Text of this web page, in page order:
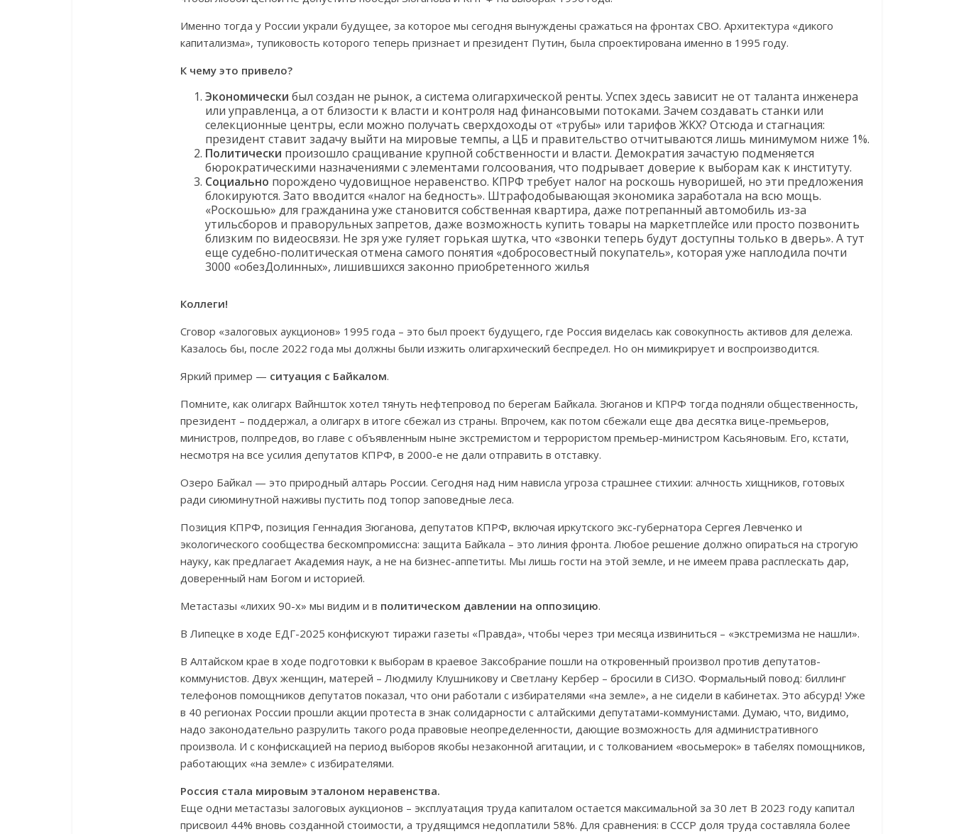
Именно тогда у России украли будущее, за которое мы сегодня вынуждены сражаться на фронтах СВО. Архитектура «дикого
капитализма», тупиковость которого теперь признает и президент Путин, была спроектирована именно в 1995 году.
К чему это привело?
Экономически был создан не рынок, а система олигархической ренты. Успех здесь зависит не от таланта инженера
или управленца, а от близости к власти и контроля над финансовыми потоками. Зачем создавать станки или
селекционные центры, если можно получать сверхдоходы от «трубы» или тарифов ЖКХ? Отсюда и стагнация:
президент ставит задачу выйти на мировые темпы, а ЦБ и правительство отчитываются лишь минимумом ниже 1%.
Политически произошло сращивание крупной собственности и власти. Демократия зачастую подменяется
бюрократическими назначениями с элементами голсоования, что подрывает доверие к выборам как к институту.
Социально порождено чудовищное неравенство. КПРФ требует налог на роскошь нуворишей, но эти предложения
блокируются. Зато вводится «налог на бедность». Штрафодобывающая экономика заработала на всю мощь.
«Роскошью» для гражданина уже становится собственная квартира, даже потрепанный автомобиль из-за
утильсборов и праворульных запретов, даже возможность купить товары на маркетплейсе или просто позвонить
близким по видеосвязи. Не зря уже гуляет горькая шутка, что «звонки теперь будут доступны только в дверь». А тут
еще судебно-политическая отмена самого понятия «добросовестный покупатель», которая уже наплодила почти
3000 «обезДолинных», лишившихся законно приобретенного жилья
Коллеги!
Сговор «залоговых аукционов» 1995 года – это был проект будущего, где Россия виделась как совокупность активов для дележа.
Казалось бы, после 2022 года мы должны были изжить олигархический беспредел. Но он мимикрирует и воспроизводится.
Яркий пример — ситуация с Байкалом.
Помните, как олигарх Вайншток хотел тянуть нефтепровод по берегам Байкала. Зюганов и КПРФ тогда подняли общественность,
президент – поддержал, а олигарх в итоге сбежал из страны. Впрочем, как потом сбежали еще два десятка вице-премьеров,
министров, полпредов, во главе с объявленным ныне экстремистом и террористом премьер-министром Касьяновым. Его, кстати,
несмотря на все усилия депутатов КПРФ, в 2000-е не дали отправить в отставку.
Озеро Байкал — это природный алтарь России. Сегодня над ним нависла угроза страшнее стихии: алчность хищников, готовых
ради сиюминутной наживы пустить под топор заповедные леса.
Позиция КПРФ, позиция Геннадия Зюганова, депутатов КПРФ, включая иркутского экс-губернатора Сергея Левченко и
экологического сообщества бескомпромиссна: защита Байкала – это линия фронта. Любое решение должно опираться на строгую
науку, как предлагает Академия наук, а не на бизнес-аппетиты. Мы лишь гости на этой земле, и не имеем права расплескать дар,
доверенный нам Богом и историей.
Метастазы «лихих 90-х» мы видим и в политическом давлении на оппозицию.
В Липецке в ходе ЕДГ-2025 конфискуют тиражи газеты «Правда», чтобы через три месяца извиниться – «экстремизма не нашли».
В Алтайском крае в ходе подготовки к выборам в краевое Заксобрание пошли на откровенный произвол против депутатов-
коммунистов. Двух женщин, матерей – Людмилу Клушникову и Светлану Кербер – бросили в СИЗО. Формальный повод: биллинг
телефонов помощников депутатов показал, что они работали с избирателями «на земле», а не сидели в кабинетах. Это абсурд! Уже
в 40 регионах России прошли акции протеста в знак солидарности с алтайскими депутатами-коммунистами. Думаю, что, видимо,
надо законодательно разрулить такого рода правовые неопределенности, дающие возможность для административного
произвола. И с конфискацией на период выборов якобы незаконной агитации, и с толкованием «восьмерок» в табелях помощников,
работающих «на земле» с избирателями.
Россия стала мировым эталоном неравенства.
Еще одни метастазы залоговых аукционов – эксплуатация труда капиталом остается максимальной за 30 лет В 2023 году капитал
присвоил 44% вновь созданной стоимости, а трудящимся недоплатили 58%. Для сравнения: в СССР доля труда составляла более